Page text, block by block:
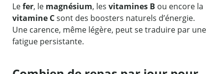
Lefer, le magnésium, les vitamines B ou encore la
vitamine Csont des boosters naturels d’énergie.
Une carence, même légère, peut se traduire par une
fatigue persistante.